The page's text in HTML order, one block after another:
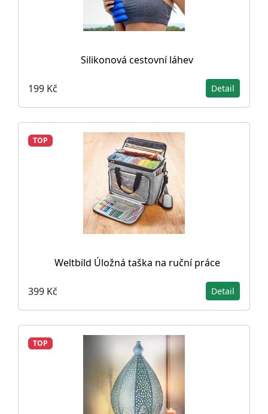
Silikonová cestovní láhev
199 Kč Detail
TOP
Weltbild Úložná taška na ruční práce
399 Kč Detail
TOP